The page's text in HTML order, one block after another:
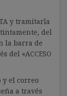
y tramitarla
del
la barra de
del «ACCESO
y el correo
a través